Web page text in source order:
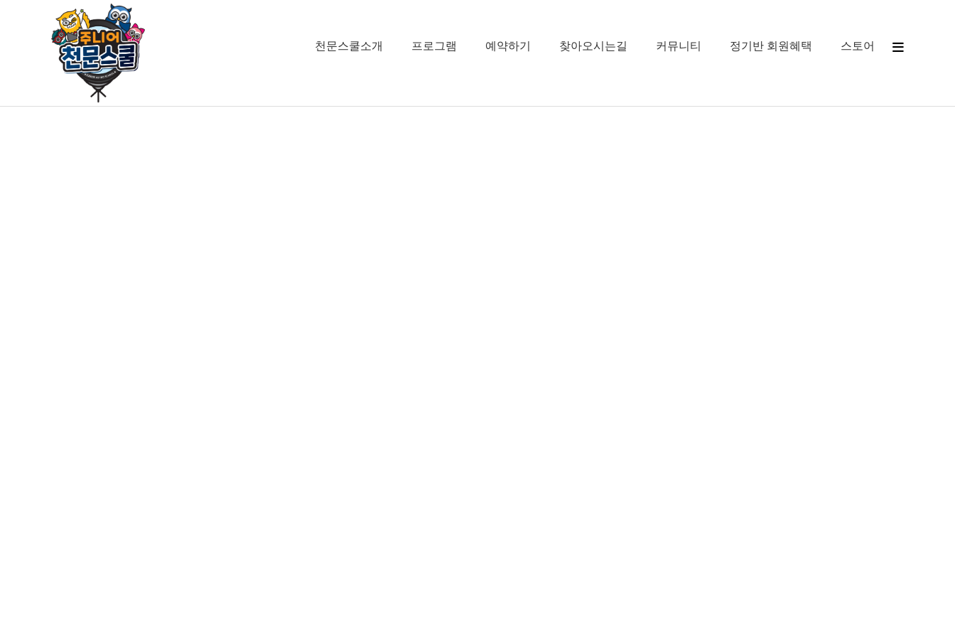
천문스쿨소개 프로그램 예약하기 찾아오시는길 커뮤니티 정기반 회원혜택
하위분류
스토어